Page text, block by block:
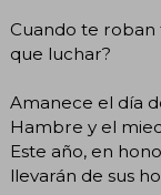
Cuando te roban
que luchar?
Amanece el día
Hambre y el
Este año, en
llevarán de sus